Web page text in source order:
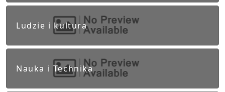
Ludzie i kultura
Nauka i Technika